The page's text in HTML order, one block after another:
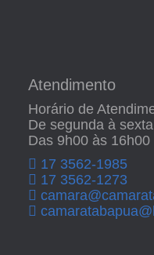
Atendimento
Horário de
De segunda à sexta
Das 9h00 às 16h00
17 3562-1985
17 3562-1273